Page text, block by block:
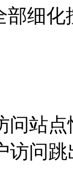
部细
问站
访问